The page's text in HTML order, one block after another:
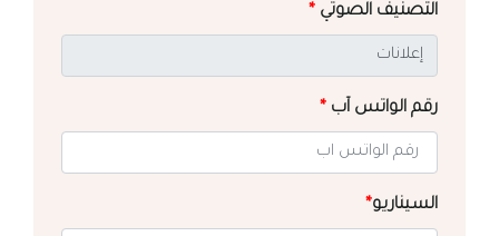
التصنيف الصوتي *
رقم الواتس آب *
السيناريو*